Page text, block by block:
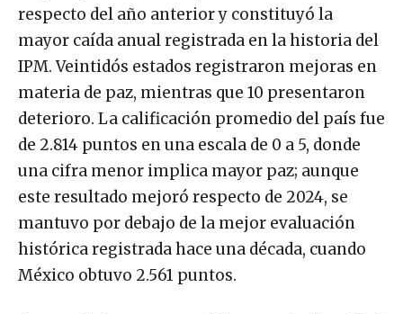
respecto del año anterior y constituyó la
mayor caída anual registrada en la historia del
IPM. Veintidós estados registraron mejoras en
materia de paz, mientras que 10 presentaron
deterioro. La calificación promedio del país fue
de 2.814 puntos en una escala de 0 a 5, donde
una cifra menor implica mayor paz; aunque
este resultado mejoró respecto de 2024, se
mantuvo por debajo de la mejor evaluación
histórica registrada hace una década, cuando
México obtuvo 2.561 puntos.